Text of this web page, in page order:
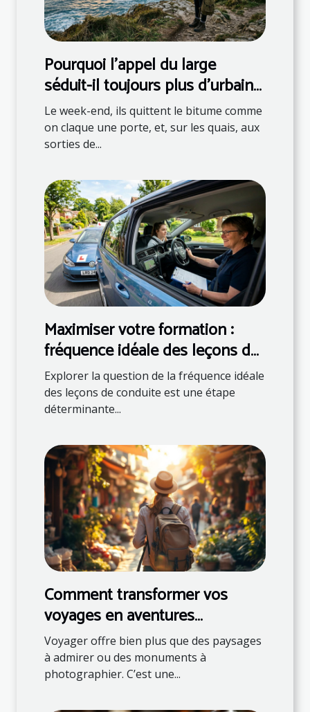
Pourquoi l’appel du large
séduit-il toujours plus d’urbains
?
Le week-end, ils quittent le bitume comme
on claque une porte, et, sur les quais, aux
sorties de...
Maximiser votre formation :
fréquence idéale des leçons de
conduite
Explorer la question de la fréquence idéale
des leçons de conduite est une étape
déterminante...
Comment transformer vos
voyages en aventures
éducatives ?
Voyager offre bien plus que des paysages
à admirer ou des monuments à
photographier. C’est une...